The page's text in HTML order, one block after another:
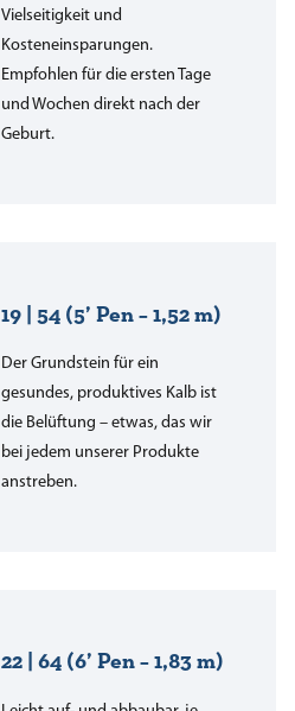
Vielseitigkeit und
Kosteneinsparungen.
Empfohlen für die ersten Tage
und Wochen direkt nach der
Geburt.
19 | 54 (5’ Pen – 1,52 m)
Der Grundstein für ein
gesundes, produktives Kalb ist
die Belüftung – etwas, das wir
bei jedem unserer Produkte
anstreben.
22 | 64 (6’ Pen – 1,83 m)